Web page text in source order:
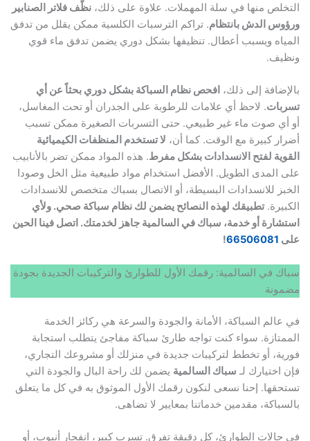
التخلص منها في سلة المهملات. علاوة على ذلك، نظّف فلاتر الصنابير
ورؤوس الدش بانتظام. تراكم الترسبات الكلسية ممكن يقلل من تدفق
المياه ويسبب أعطال. تنظيفها بشكل دوري يضمن تدفق ماء قوي
ونظيف.
بالإضافة إلى ذلك، افحص نظام السباكة بشكل دوري بحثاً عن أي
تسربات. لاحظ أي علامات للرطوبة على الجدران أو تحت المغاسل،
أو أي صوت ماء غير طبيعي. حتى التسربات الصغيرة ممكن تسبب
أضرار كبيرة مع الوقت. كما أن، لا تستخدم المنظفات الكيميائية
القوية لفتح الانسدادات بشكل مفرط. هذه المواد ممكن تضر بالأنابيب
على المدى الطويل. الأفضل استخدام مواد طبيعية مثل الخل وصودا
الخبز للانسدادات البسيطة، أو الاتصال بسباك متخصص للانسدادات
الكبيرة.تطبيقك لهذه النصائح يضمن لك نظام سباكة صحي. ولأي
استشارة أو خدمة، سباك في السالمية جاهز لخدمتك. اتصل فينا الحين
على 66506081
!
سباك في السالمية: رقمك الأول للطوارئ والتركيبات الجديدة بجودة
مضمونة
في عالم السباكة، الأمانة والجودة والسرعة هي ركائز الخدمة
الممتازة. سواء كنت تواجه طارئ سباكة مفاجئ يتطلب استجابة
فورية، أو تخطط لتركيبات جديدة في منزلك أو مشروعك التجاري،
فإن اختيارك لـ سباك السالمية يضمن لك راحة البال والجودة التي
تستحقها. إحنا نسعى لنكون رقمك الأول الموثوق به في كل ما يتعلق
بالسباكة، مقدمين خدماتنا بمعايير لا تضاهى.
في حالات الطوارئ، كل دقيقة تفرق. تسرب كبير، انفجار أنبوب، أو